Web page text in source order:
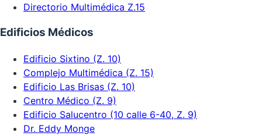
Directorio Multimédica Z.15
Edificios Médicos
Edificio Sixtino (Z. 10)
Complejo Multimédica (Z. 15)
Edificio Las Brisas (Z. 10)
Centro Médico (Z. 9)
Edificio Salucentro (10 calle 6-40, Z. 9)
Dr. Eddy Monge